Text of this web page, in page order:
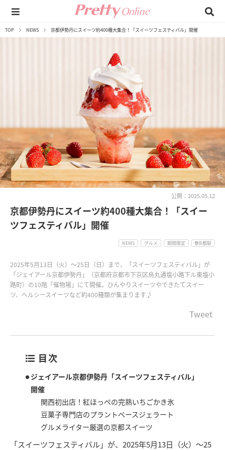
TOP NEWS 京都伊勢丹にスイーツ約400種大集合！「スイーツフェスティバル」開催
公開：2025.05.12
京都伊勢丹にスイーツ約400種大集合！「スイー
ツフェスティバル」開催
NEWS グルメ 期間限定 京都駅
2025年5月13日（火）～25日（日）まで、「スイーツフェスティバル」が
「ジェイアール京都伊勢丹」（京都府京都市下京区烏丸通塩小路下ル東塩小
路町）の10階「催物場」にて開催。ひんやりスイーツやできたてスイー
ツ、ヘルシースイーツなど約400種類が集まります♪
Tweet
目次
ジェイアール京都伊勢丹「スイーツフェスティバル」
開催
関西初出店！紅ほっぺの完熟いちごかき氷
豆菓子専門店のプラントベースジェラート
グルメライター厳選の京都スイーツ
「スイーツフェスティバル」が、2025年5月13日（火）～25